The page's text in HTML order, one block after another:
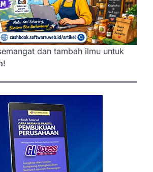
dan tambah ilmu untuk